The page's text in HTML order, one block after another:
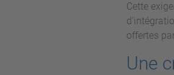
Cette
offertes
Une